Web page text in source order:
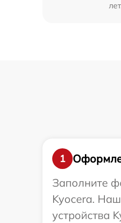
1
Заполните
Kyocera.
устройства